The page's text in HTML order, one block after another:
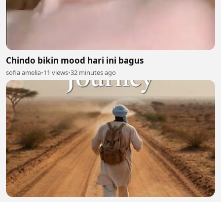
Chindo bikin mood hari ini bagus
sofia amelia•11 views•32 minutes ago